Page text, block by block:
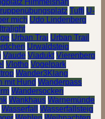
Tuffi U-
mich Udo Lindenberg
Urban Trai Urban Trail
Urwaldsteig
Vaude Viadukt Vierenberg
Vlotho Vogelpark
Wander3Klang
mit Hund Wanderpass
Wandersocken
Wankhaus Warnemünde
Wasserfall
Wasserfallsteig